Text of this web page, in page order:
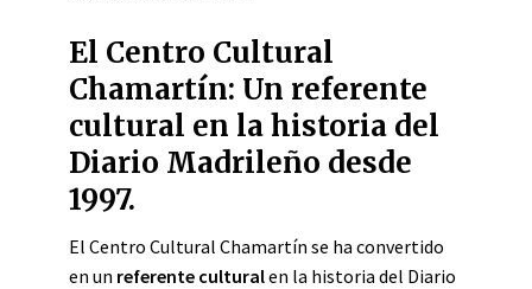
El Centro Cultural
Chamartín: Un referente
cultural en la historia del
Diario Madrileño desde
1997.
El Centro Cultural Chamartín se ha convertido
en un referente culturalen la historia del Diario